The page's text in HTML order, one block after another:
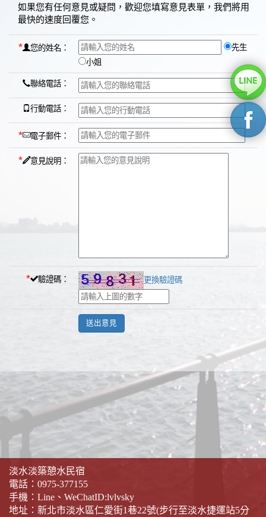
如果您有任何意見或疑問，歡迎您填寫意見表單，我們將用
最快的速度回覆您。
* 您的姓名：
先生
小姐
聯絡電話：
行動電話：
* 電子郵件：
* 意見說明：
* 驗證碼： 更換驗證碼
淡水淡築憩水民宿
電話： 0975-377155
手機： Line、WeChatID:lvlvsky
地址：新北市淡水區仁愛街1巷22號(步行至淡水捷運站5分